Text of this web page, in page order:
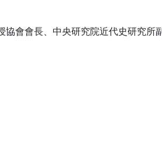
會會長、中央研究院近代史研究所